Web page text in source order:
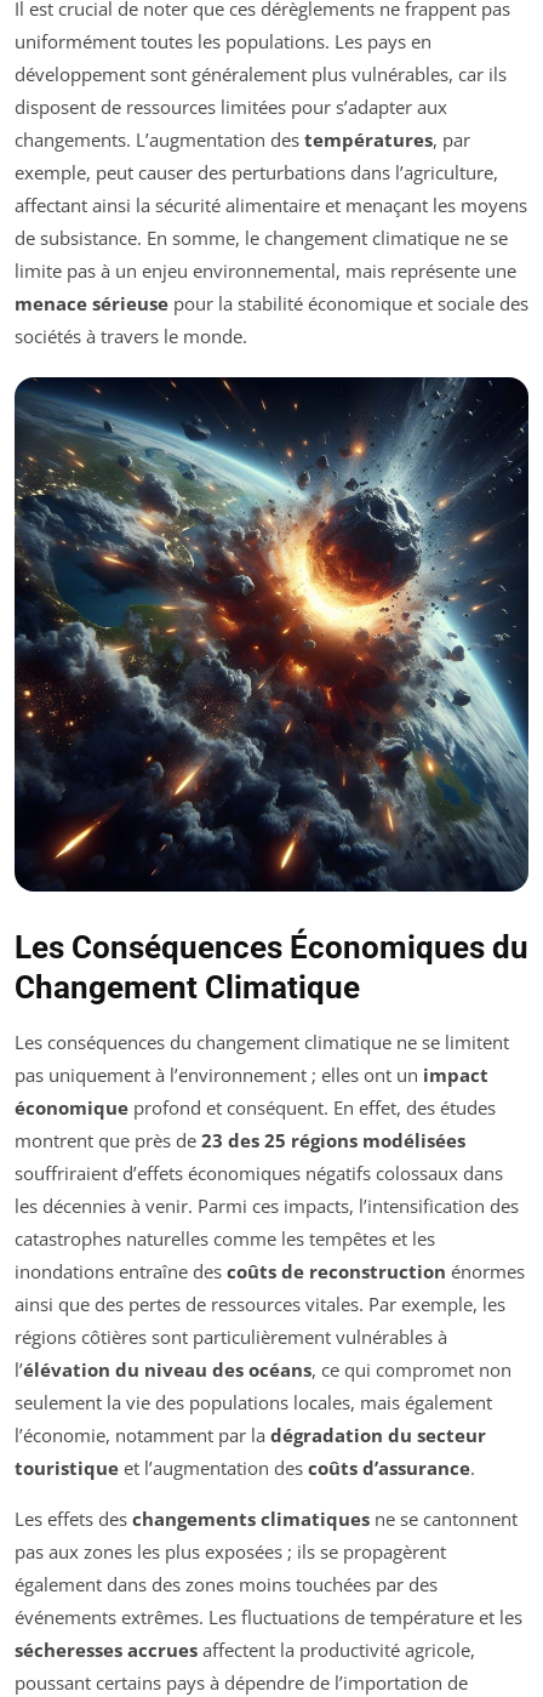
Il est crucial de noter que ces dérèglements ne frappent pas
uniformément toutes les populations. Les pays en
développement sont généralement plus vulnérables, car ils
disposent de ressources limitées pour s’adapter aux
changements. L’augmentation des températures, par
exemple, peut causer des perturbations dans l’agriculture,
affectant ainsi la sécurité alimentaire et menaçant les moyens
de subsistance. En somme, le changement climatique ne se
limite pas à un enjeu environnemental, mais représente une
menace sérieuse pour la stabilité économique et sociale des
sociétés à travers le monde.
Les Conséquences Économiques du
Changement Climatique
Les conséquences du changement climatique ne se limitent
pas uniquement à l’environnement ; elles ont un impact
économique profond et conséquent. En effet, des études
montrent que près de 23 des 25 régions modélisées
souffriraient d’effets économiques négatifs colossaux dans
les décennies à venir. Parmi ces impacts, l’intensification des
catastrophes naturelles comme les tempêtes et les
inondations entraîne des coûts de reconstruction énormes
ainsi que des pertes de ressources vitales. Par exemple, les
régions côtières sont particulièrement vulnérables à
l’élévation du niveau des océans, ce qui compromet non
seulement la vie des populations locales, mais également
l’économie, notamment par la dégradation du secteur
touristique et l’augmentation des coûts d’assurance.
Les effets des changements climatiques ne se cantonnent
pas aux zones les plus exposées ; ils se propagèrent
également dans des zones moins touchées par des
événements extrêmes. Les fluctuations de température et les
sécheresses accrues affectent la productivité agricole,
poussant certains pays à dépendre de l’importation de